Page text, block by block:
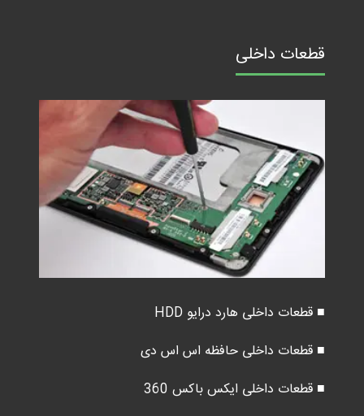
قطعات داخلی
■ قطعات داخلی هارد درایو HDD
■ قطعات داخلی حافظه اس اس دی
■ قطعات داخلی ایکس باکس 360